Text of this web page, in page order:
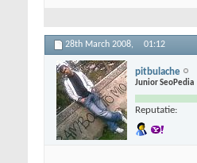
28th March 2008, 01:12
pitbulache
Junior SeoPedia
Reputatie: